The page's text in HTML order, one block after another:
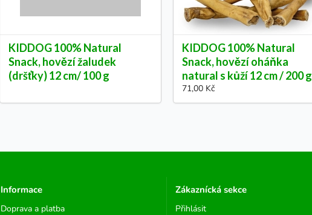
KIDDOG 100% Natural
Snack, hovězí žaludek
(dršťky) 12 cm/ 100 g
KIDDOG 100% Natural
Snack, hovězí oháňka
natural s kůží 12 cm / 200 g
71,00 Kč
Informace
Doprava a platba
Zákaznícká sekce
Přihlásit